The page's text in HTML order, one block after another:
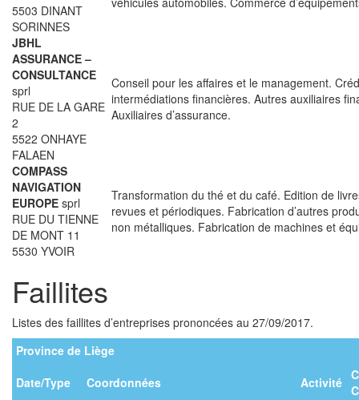
5503 DINANT
SORINNES
JBHL
ASSURANCE –
CONSULTANCE
sprl
RUE DE LA GARE
2
5522 ONHAYE
FALAEN
Conseil pour les affaires et le management.
intermédiations financières. Autres auxiliaires
Auxiliaires d’assurance.
COMPASS
NAVIGATION
EUROPE sprl
RUE DU TIENNE
DE MONT 11
5530 YVOIR
Transformation du thé et du café. Edition de
revues et périodiques. Fabrication d’autres
non métalliques. Fabrication de machines et
Faillites
Listes des faillites d’entreprises prononcées au 27/09/2017.
Province de Liège
Date/Type
Coordonnées Activité